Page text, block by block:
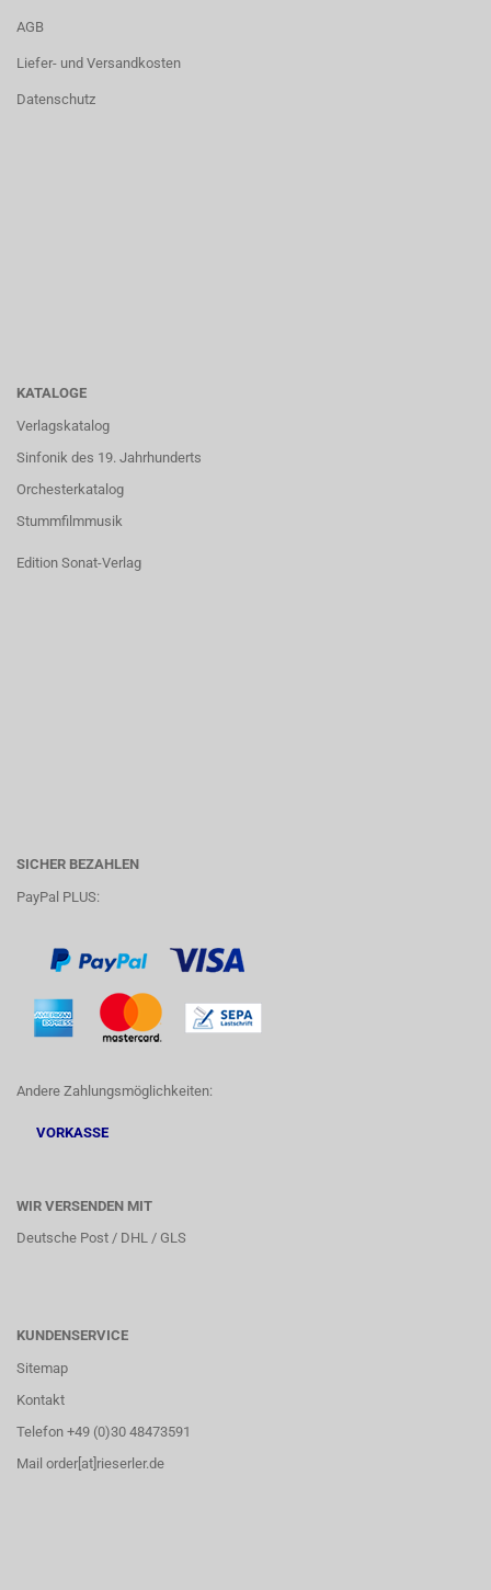
AGB
Liefer- und Versandkosten
Datenschutz
KATALOGE
Verlagskatalog
Sinfonik des 19. Jahrhunderts
Orchesterkatalog
Stummfilmmusik
Edition Sonat-Verlag
SICHER BEZAHLEN
PayPal PLUS:
Andere Zahlungsmöglichkeiten:
VORKASSE
WIR VERSENDEN MIT
Deutsche Post / DHL / GLS
KUNDENSERVICE
Sitemap
Kontakt
Telefon +49 (0)30 48473591
Mail order[at]rieserler.de